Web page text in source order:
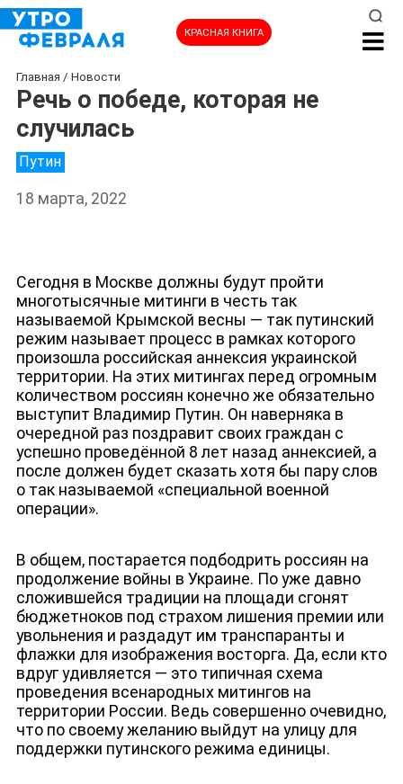
КРАСНАЯ КНИГА
Главная / Новости
Речь о победе, которая не
случилась
Путин
18 марта, 2022
Сегодня в Москве должны будут пройти
многотысячные митинги в честь так
называемой Крымской весны — так путинский
режим называет процесс в рамках которого
произошла российская аннексия украинской
территории. На этих митингах перед огромным
количеством россиян конечно же обязательно
выступит Владимир Путин. Он наверняка в
очередной раз поздравит своих граждан с
успешно проведённой 8 лет назад аннексией, а
после должен будет сказать хотя бы пару слов
о так называемой «специальной военной
операции».
В общем, постарается подбодрить россиян на
продолжение войны в Украине. По уже давно
сложившейся традиции на площади сгонят
бюджетноков под страхом лишения премии или
увольнения и раздадут им транспаранты и
флажки для изображения восторга. Да, если кто
вдруг удивляется — это типичная схема
проведения всенародных митингов на
территории России. Ведь совершенно очевидно,
что по своему желанию выйдут на улицу для
поддержки путинского режима единицы.